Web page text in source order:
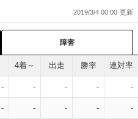
2019/3/4 00:00
障害
4着～ 出走 勝率 連対率
- - - - -
- - - - -